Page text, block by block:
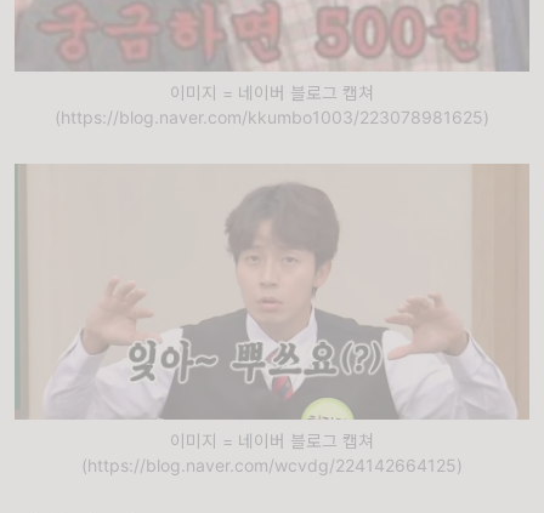
이미지 = 네이버 블로그 캡쳐
(https://blog.naver.com/kkumbo1003/223078981625)
이미지 = 네이버 블로그 캡쳐
(https://blog.naver.com/wcvdg/224142664125)